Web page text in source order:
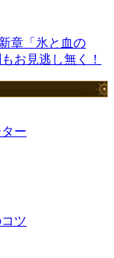
章「氷と血の
お見逃し無く！
ー
ツ